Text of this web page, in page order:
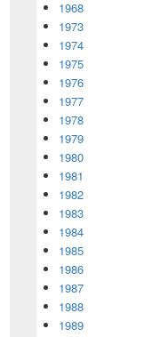
1968
1973
1974
1975
1976
1977
1978
1979
1980
1981
1982
1983
1984
1985
1986
1987
1988
1989